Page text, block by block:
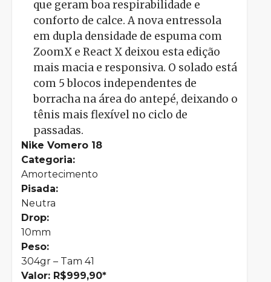
que geram boa respirabilidade e
conforto de calce. A nova entressola
em dupla densidade de espuma com
ZoomX e React X deixou esta edição
mais macia e responsiva. O solado está
com 5 blocos independentes de
borracha na área do antepé, deixando o
tênis mais flexível no ciclo de
passadas.
Nike Vomero 18
Categoria:
Amortecimento
Pisada:
Neutra
Drop:
10mm
Peso:
304gr – Tam 41
Valor: R$999,90*